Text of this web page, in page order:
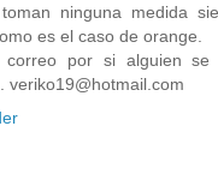
ninguna medida
es el caso de orange.
correo por si alguien se
veriko19@hotmail.com